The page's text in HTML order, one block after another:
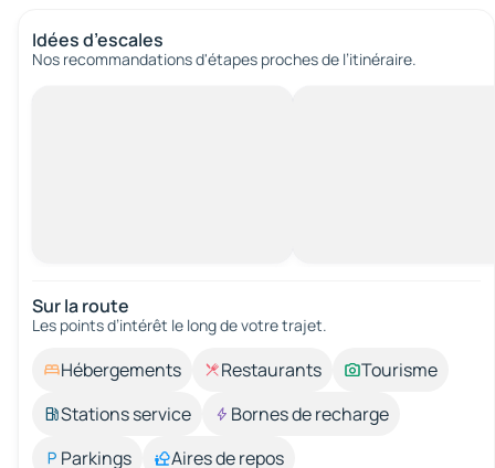
Idées d’escales
Nos recommandations d'étapes proches de l’itinéraire.
Sur la route
Les points d’intérêt le long de votre trajet.
Hébergements Restaurants
Tourisme
Stations service
Bornes de recharge
Parkings
Aires de repos